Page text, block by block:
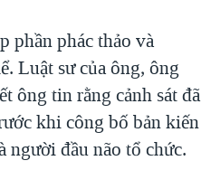
phần phác thảo và
Luật sư của ông, ông
ông tin rằng cảnh sát đã
khi công bố bản kiến
đầu não tổ chức.